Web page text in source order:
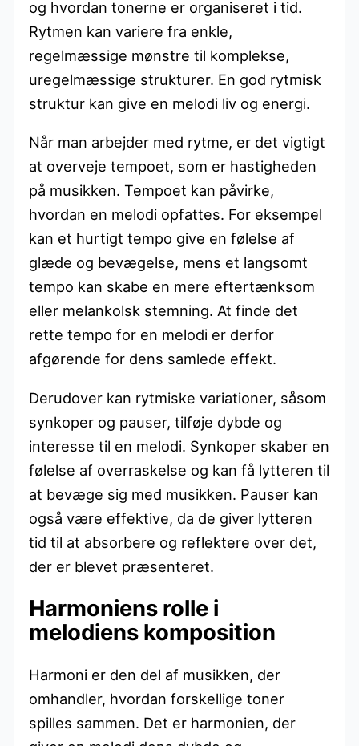
og hvordan tonerne er organiseret i tid.
Rytmen kan variere fra enkle,
regelmæssige mønstre til komplekse,
uregelmæssige strukturer. En god rytmisk
struktur kan give en melodi liv og energi.
Når man arbejder med rytme, er det vigtigt
at overveje tempoet, som er hastigheden
på musikken. Tempoet kan påvirke,
hvordan en melodi opfattes. For eksempel
kan et hurtigt tempo give en følelse af
glæde og bevægelse, mens et langsomt
tempo kan skabe en mere eftertænksom
eller melankolsk stemning. At finde det
rette tempo for en melodi er derfor
afgørende for dens samlede effekt.
Derudover kan rytmiske variationer, såsom
synkoper og pauser, tilføje dybde og
interesse til en melodi. Synkoper skaber en
følelse af overraskelse og kan få lytteren til
at bevæge sig med musikken. Pauser kan
også være effektive, da de giver lytteren
tid til at absorbere og reflektere over det,
der er blevet præsenteret.
Harmoniens rolle i
melodiens komposition
Harmoni er den del af musikken, der
omhandler, hvordan forskellige toner
spilles sammen. Det er harmonien, der